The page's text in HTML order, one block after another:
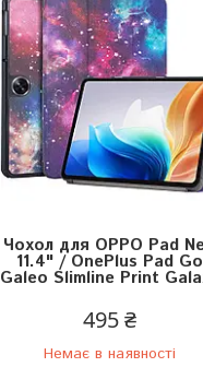
Чохол для OPPO Pad
11.4" / OnePlus Pad Go
Galeo Slimline Print
495 ₴
Немає в наявності